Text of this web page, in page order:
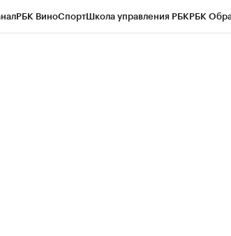
РБК ВиноСпортШкола управления РБКРБК